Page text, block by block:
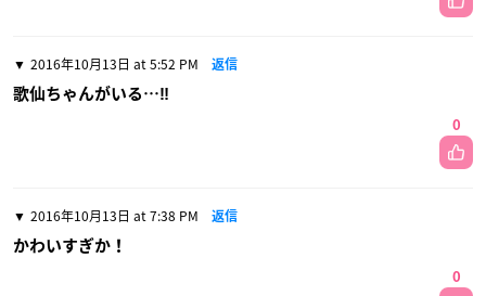
2016年10月13日 at 5:52 PM 返信
歌仙ちゃんがいる…‼
0
2016年10月13日 at 7:38 PM 返信
かわいすぎか！
0